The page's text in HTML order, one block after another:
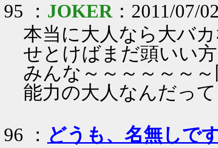
95 ： JOKER：2011/07/
本当に大人なら大バ
せとけばまだ頭いい
みんな～～～～～～
能力の大人なんだっ
96 ： どうも、名無しで